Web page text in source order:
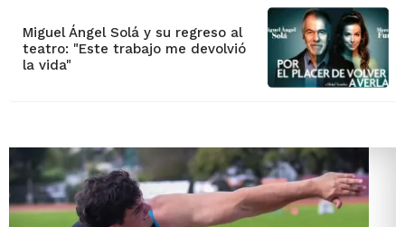
Miguel Ángel Solá y su regreso al
teatro: "Este trabajo me devolvió
la vida"